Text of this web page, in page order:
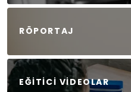
RÖPORTAJ
EĞITICI VIDEOLAR